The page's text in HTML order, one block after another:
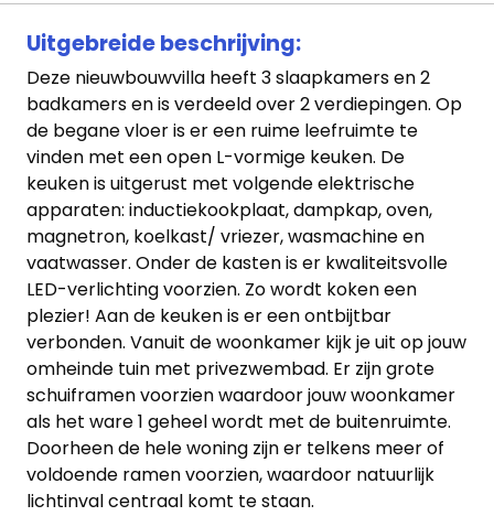
Uitgebreide beschrijving:
Deze nieuwbouwvilla heeft 3 slaapkamers en 2
badkamers en is verdeeld over 2 verdiepingen. Op
de begane vloer is er een ruime leefruimte te
vinden met een open L-vormige keuken. De
keuken is uitgerust met volgende elektrische
apparaten: inductiekookplaat, dampkap, oven,
magnetron, koelkast/ vriezer, wasmachine en
vaatwasser. Onder de kasten is er kwaliteitsvolle
LED-verlichting voorzien. Zo wordt koken een
plezier! Aan de keuken is er een ontbijtbar
verbonden. Vanuit de woonkamer kijk je uit op jouw
omheinde tuin met privezwembad. Er zijn grote
schuiframen voorzien waardoor jouw woonkamer
als het ware 1 geheel wordt met de buitenruimte.
Doorheen de hele woning zijn er telkens meer of
voldoende ramen voorzien, waardoor natuurlijk
lichtinval centraal komt te staan.